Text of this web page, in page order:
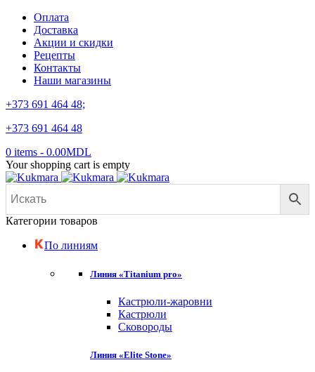
Оплата
Доставка
Акции и скидки
Рецепты
Контакты
Наши магазины
+373 691 464 48;
+373 691 464 48
0 items - 0.00MDL
Your shopping cart is empty
Категории товаров
По линиям
Линия «Titanium pro»
Кастрюли-жаровни
Кастрюли
Сковороды
Линия «Elite Stone»